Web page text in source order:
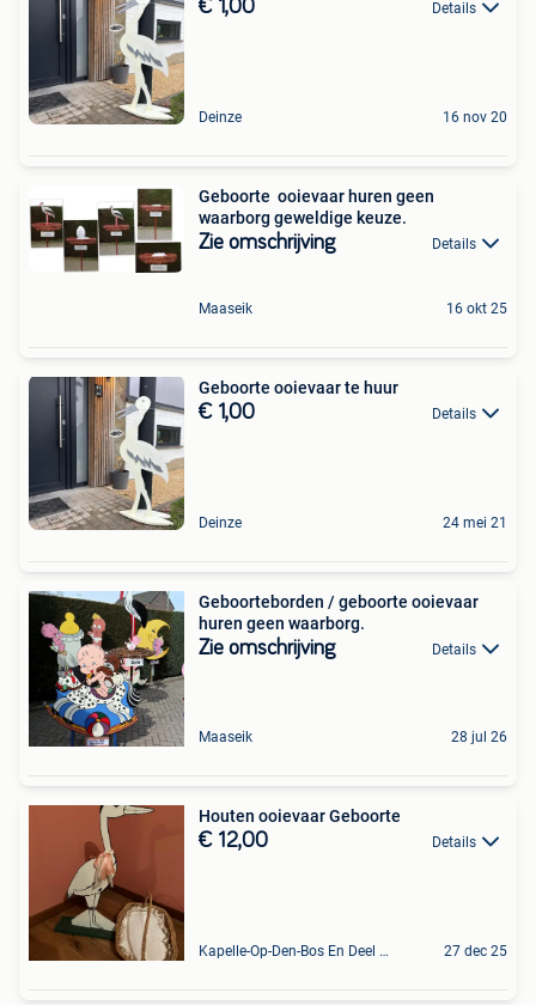
€ 1,00 Details
Deinze 16 nov 20
Geboorte ️ ooievaar huren geen
waarborg geweldige keuze.
Zie omschrijving Details
Maaseik 16 okt 25
Geboorte ooievaar te huur
€ 1,00 Details
Deinze 24 mei 21
Geboorteborden / geboorte ooievaar
huren geen waarborg.
Zie omschrijving Details
Maaseik 28 jul 26
Houten ooievaar Geboorte
€ 12,00 Details
Kapelle-Op-Den-Bos En Deel Van Zemst 27 dec 25